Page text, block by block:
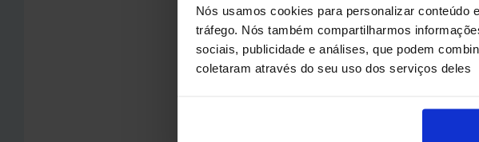
Nós usamos cookies para personalizar
tráfego. Nós também compartilharmos
sociais, publicidade e análises, que podem
coletaram através do seu uso dos serviços deles